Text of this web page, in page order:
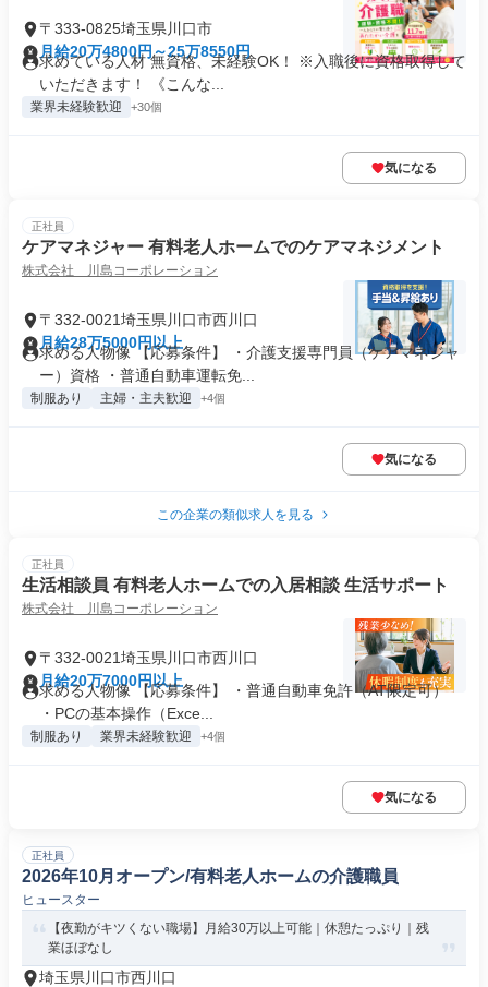
〒333-0825埼玉県川口市
月給20万4800円～25万8550円
求めている人材 無資格、未経験OK！ ※入職後に資格取得して
いただきます！ 《こんな...
業界未経験歓迎 +30個
気になる
正社員
ケアマネジャー 有料老人ホームでのケアマネジメント
株式会社 川島コーポレーション
〒332-0021埼玉県川口市西川口
月給28万5000円以上
求める人物像 【応募条件】 ・介護支援専門員（ケアマネジャ
ー）資格 ・普通自動車運転免...
制服あり 主婦・主夫歓迎 +4個
気になる
この企業の類似求人を見る
正社員
生活相談員 有料老人ホームでの入居相談 生活サポート
株式会社 川島コーポレーション
〒332-0021埼玉県川口市西川口
月給20万7000円以上
求める人物像 【応募条件】 ・普通自動車免許（AT限定可）
・PCの基本操作（Exce...
制服あり 業界未経験歓迎 +4個
気になる
正社員
2026年10月オープン/有料老人ホームの介護職員
ヒュースター
【夜勤がキツくない職場】月給30万以上可能｜休憩たっぷり｜残
業ほぼなし
埼玉県川口市西川口